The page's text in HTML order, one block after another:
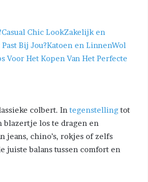
Casual Chic LookZakelijk en
Bij Jou?Katoen en LinnenWol
Voor Het Kopen Van Het Perfecte
colbert. In tegenstelling tot
blazertje los te dragen en
jeans, chino’s, rokjes of zelfs
juiste balans tussen comfort en